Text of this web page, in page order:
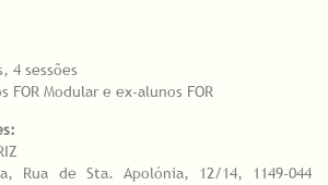
4 sessões
FOR Modular e ex-alunos FOR
Rua de Sta. Apolónia, 12/14, 1149-044